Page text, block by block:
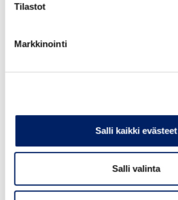
Tilastot
Markkinointi
Salli kaikki evästeet
Salli valinta
TALVIAIKATAULUT VOIMAAN
12.8.2026
2027 aikataulut tulevat voimaan ke